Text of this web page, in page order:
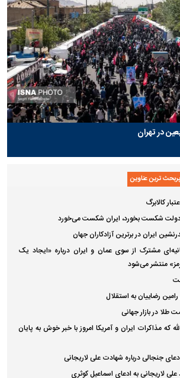
در تهران
پربحث ترین عناوین
کالابرگ
شکست بخورد، ایران شکست می‌خورد
ایران در برترین آزادکاران جهان
مشترک از سوی عمان و ایران درباره «ایجاد یک
منتشر می‌شود
طلا در بازار جهانی
که مذاکرات ایران و آمریکا امروز با خبر خوش به پایان
جنجالی درباره شهادت علی لاریجانی
لاریجانی به ادعای اسماعیل کوثری